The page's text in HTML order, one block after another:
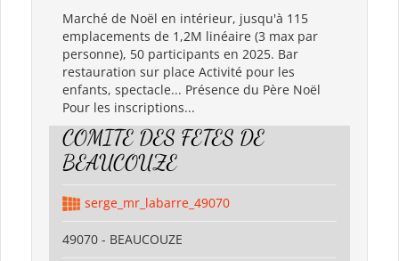
Marché de Noël en intérieur, jusqu'à 115
emplacements de 1,2M linéaire (3 max par
personne), 50 participants en 2025. Bar
restauration sur place Activité pour les
enfants, spectacle... Présence du Père Noël
Pour les inscriptions...
COMITE DES FETES DE
BEAUCOUZE
serge_mr_labarre_49070
49070 - BEAUCOUZE